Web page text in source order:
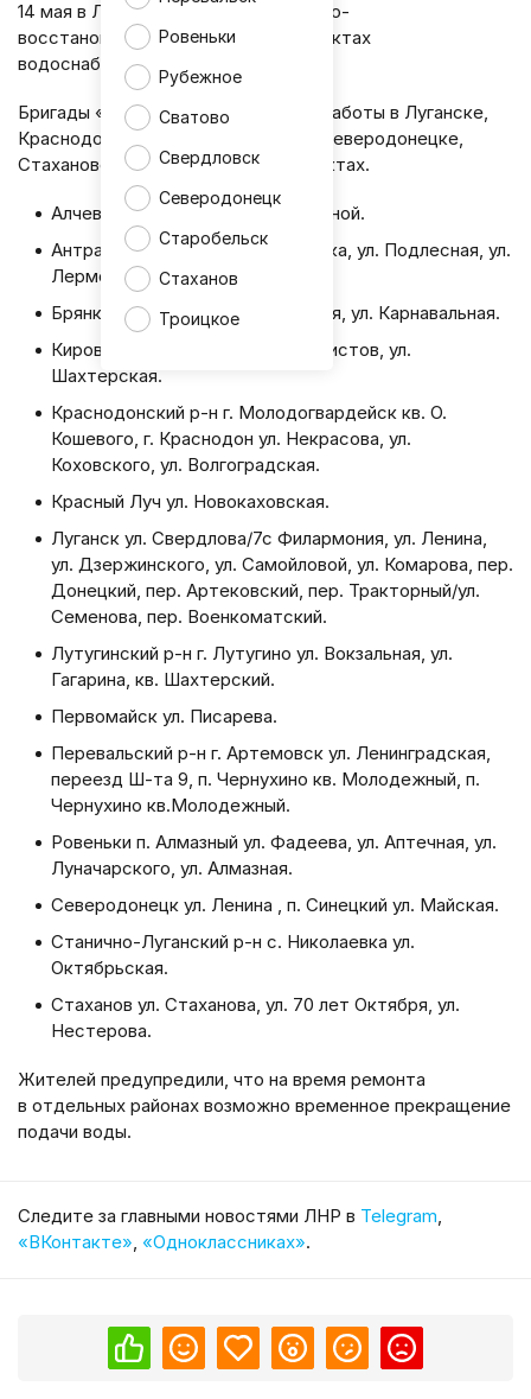
Ровеньки
Рубежное
Сватово
Свердловск
Северодонецк
Старобельск
Стаханов
Троицкое
14 мая в ЛНР продолжатся ремонтно-
восстановительные работы на объектах
водоснабжения.
Бригады «Луганскводы» проведут работы в Луганске,
Краснодонском районе, Лутугино, Северодонецке,
Стаханове и других населённых пунктах.
Алчевск ул. Грибоедова/Л.Чайкиной.
Антрацитовский р-н п.Рафаиловка, ул. Подлесная, ул.
Лермонтова.
Брянка п.Замковка ул.Полтавская, ул. Карнавальная.
Кировск ул. Чапаева, ул. Металлистов, ул.
Шахтерская.
Краснодонский р-н г. Молодогвардейск кв. О.
Кошевого, г. Краснодон ул. Некрасова, ул.
Коховского, ул. Волгоградская.
Красный Луч ул. Новокаховская.
Луганск ул. Свердлова/7с Филармония, ул. Ленина,
ул. Дзержинского, ул. Самойловой, ул. Комарова, пер.
Донецкий, пер. Артековский, пер. Тракторный/ул.
Семенова, пер. Военкоматский.
Лутугинский р-н г. Лутугино ул. Вокзальная, ул.
Гагарина, кв. Шахтерский.
Первомайск ул. Писарева.
Перевальский р-н г. Артемовск ул. Ленинградская,
переезд Ш-та 9, п. Чернухино кв. Молодежный, п.
Чернухино кв.Молодежный.
Ровеньки п. Алмазный ул. Фадеева, ул. Аптечная, ул.
Луначарского, ул. Алмазная.
Северодонецк ул. Ленина , п. Синецкий ул. Майская.
Станично-Луганский р-н с. Николаевка ул.
Октябрьская.
Стаханов ул. Стаханова, ул. 70 лет Октября, ул.
Нестерова.
Жителей предупредили, что на время ремонта
в отдельных районах возможно временное прекращение
подачи воды.
Cледите за главными новостями ЛНР в Telegram,
«ВКонтакте», «Одноклассниках».